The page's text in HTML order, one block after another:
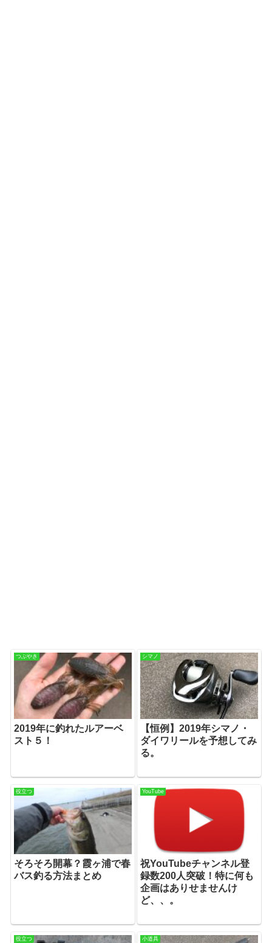
つぶやき
2019年に釣れたルアーベ
スト５！
シマノ
【恒例】2019年シマノ・
ダイワリールを予想してみ
る。
役立つ
そろそろ開幕？霞ヶ浦で春
バス釣る方法まとめ
YouTube
祝YouTubeチャンネル登
録数200人突破！特に何も
企画はありせませんけ
ど、、。
役立つ 小道具